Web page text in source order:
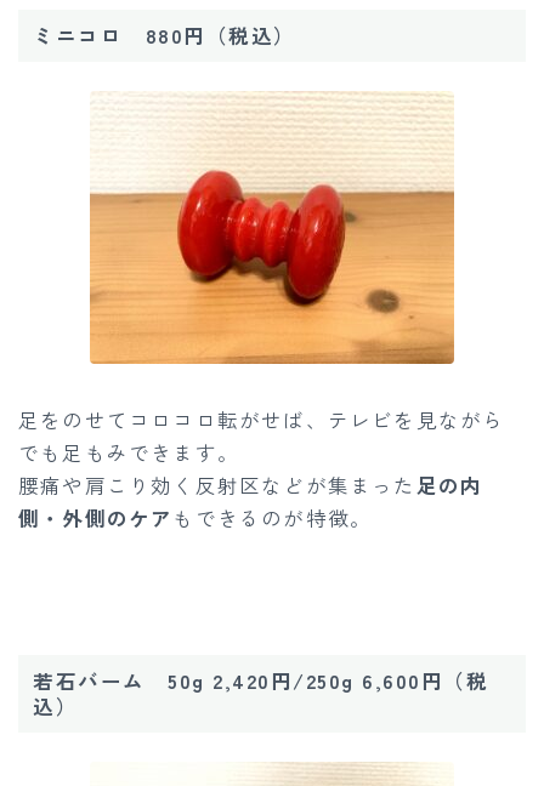
ミニコロ 880円（税込）
足をのせてコロコロ転がせば、テレビを見ながら
でも足もみできます。
腰痛や肩こり効く反射区などが集まった 足の内
側・外側のケア もできるのが特徴。
若石バーム 50g 2,420円/250g 6,600円（税
込）